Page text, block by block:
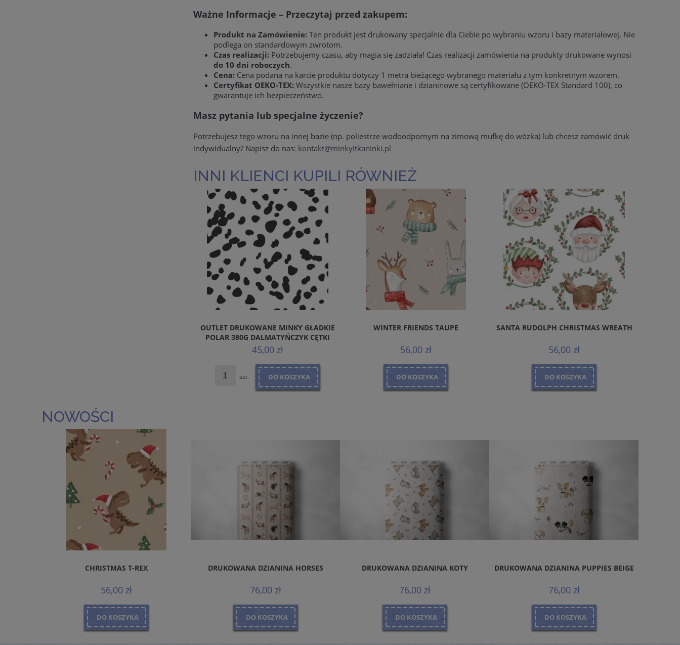
Ważne Informacje – Przeczytaj przed zakupem:
Produkt na Zamówienie: Ten produkt jest drukowany specjalnie dla Ciebie po wybraniu wzoru i bazy materiałowej. Nie
podlega on standardowym zwrotom.
Czas realizacji: Potrzebujemy czasu, aby magia się zadziała! Czas realizacji zamówienia na produkty drukowane wynosi
do 10 dni roboczych.
Cena: Cena podana na karcie produktu dotyczy 1 metra bieżącego wybranego materiału z tym konkretnym wzorem.
Certyfikat OEKO-TEX: Wszystkie nasze bazy bawełniane i dzianinowe są certyfikowane (OEKO-TEX Standard 100), co
gwarantuje ich bezpieczeństwo.
Masz pytania lub specjalne życzenie?
Potrzebujesz tego wzoru na innej bazie (np. poliestrze wodoodpornym na zimową mufkę do wózka) lub chcesz zamówić druk
indywidualny? Napisz do nas: kontakt@minkyitkaninki.pl
INNI KLIENCI KUPILI RÓWNIEŻ
OUTLET DRUKOWANE MINKY GŁADKIE
POLAR 380G DALMATYŃCZYK CĘTKI
91X150CM
45,00 zł
szt. DO KOSZYKA
WINTER FRIENDS TAUPE
56,00 zł
DO KOSZYKA
SANTA RUDOLPH CHRISTMAS WREATH
56,00 zł
DO KOSZYKA
NOWOŚCI
CHRISTMAS T-REX
56,00 zł
DO KOSZYKA
DRUKOWANA DZIANINA HORSES
76,00 zł
DO KOSZYKA
DRUKOWANA DZIANINA KOTY
76,00 zł
DO KOSZYKA
DRUKOWANA DZIANINA PUPPIES BEIGE
76,00 zł
DO KOSZYKA